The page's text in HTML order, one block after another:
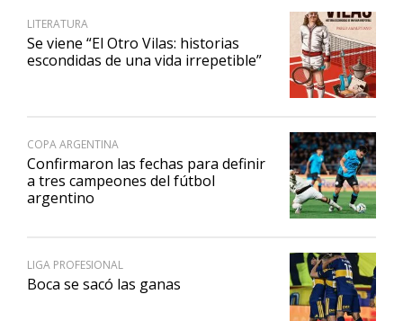
LITERATURA
Se viene “El Otro Vilas: historias
escondidas de una vida irrepetible”
COPA ARGENTINA
Confirmaron las fechas para definir
a tres campeones del fútbol
argentino
LIGA PROFESIONAL
Boca se sacó las ganas